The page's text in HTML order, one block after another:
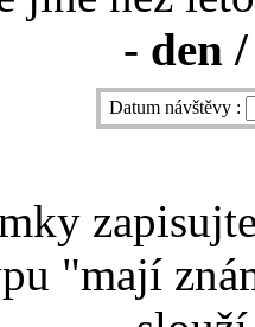
- den
Datum návštěvy :
"mají